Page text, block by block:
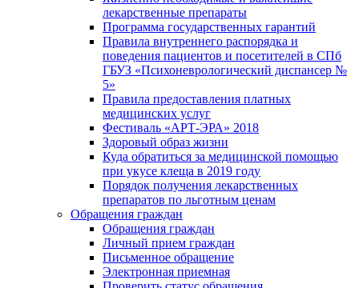
лекарственные препараты
Программа государственных гарантий
Правила внутреннего распорядка и
поведения пациентов и посетителей в СПб
ГБУЗ «Психоневрологический диспансер №
5»
Правила предоставления платных
медицинских услуг
Фестиваль «АРТ-ЭРА» 2018
Здоровый образ жизни
Куда обратиться за медицинской помощью
при укусе клеща в 2019 году
Порядок получения лекарственных
препаратов по льготным ценам
Обращения граждан
Обращения граждан
Личный прием граждан
Письменное обращение
Электронная приемная